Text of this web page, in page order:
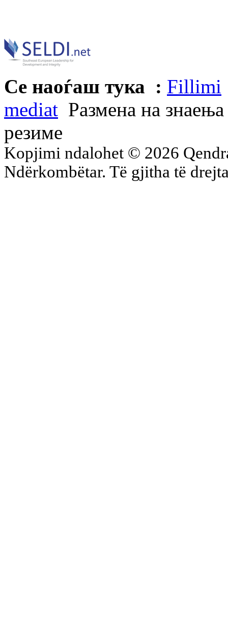
Се наоѓаш тука : Fillimi
mediat Размена на
резиме
Kopjimi ndalohet © 2026
Ndërkombëtar. Të gjitha të